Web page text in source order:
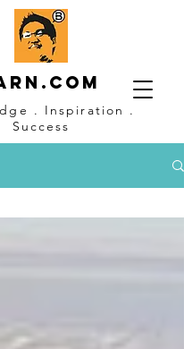
. Inspiration .
Success